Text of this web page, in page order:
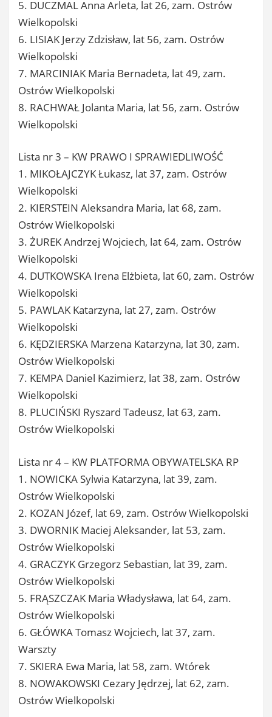
5. DUCZMAL Anna Arleta, lat 26, zam. Ostrów
Wielkopolski
6. LISIAK Jerzy Zdzisław, lat 56, zam. Ostrów
Wielkopolski
7. MARCINIAK Maria Bernadeta, lat 49, zam.
Ostrów Wielkopolski
8. RACHWAŁ Jolanta Maria, lat 56, zam. Ostrów
Wielkopolski
Lista nr 3 – KW PRAWO I SPRAWIEDLIWOŚĆ
1. MIKOŁAJCZYK Łukasz, lat 37, zam. Ostrów
Wielkopolski
2. KIERSTEIN Aleksandra Maria, lat 68, zam.
Ostrów Wielkopolski
3. ŻUREK Andrzej Wojciech, lat 64, zam. Ostrów
Wielkopolski
4. DUTKOWSKA Irena Elżbieta, lat 60, zam. Ostrów
Wielkopolski
5. PAWLAK Katarzyna, lat 27, zam. Ostrów
Wielkopolski
6. KĘDZIERSKA Marzena Katarzyna, lat 30, zam.
Ostrów Wielkopolski
7. KEMPA Daniel Kazimierz, lat 38, zam. Ostrów
Wielkopolski
8. PLUCIŃSKI Ryszard Tadeusz, lat 63, zam.
Ostrów Wielkopolski
Lista nr 4 – KW PLATFORMA OBYWATELSKA RP
1. NOWICKA Sylwia Katarzyna, lat 39, zam.
Ostrów Wielkopolski
2. KOZAN Józef, lat 69, zam. Ostrów Wielkopolski
3. DWORNIK Maciej Aleksander, lat 53, zam.
Ostrów Wielkopolski
4. GRACZYK Grzegorz Sebastian, lat 39, zam.
Ostrów Wielkopolski
5. FRĄSZCZAK Maria Władysława, lat 64, zam.
Ostrów Wielkopolski
6. GŁÓWKA Tomasz Wojciech, lat 37, zam.
Warszty
7. SKIERA Ewa Maria, lat 58, zam. Wtórek
8. NOWAKOWSKI Cezary Jędrzej, lat 62, zam.
Ostrów Wielkopolski